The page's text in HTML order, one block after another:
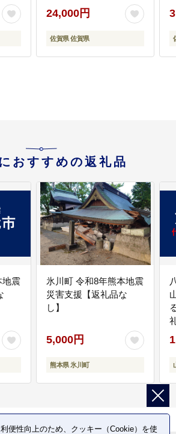
24,000円
佐賀県 佐賀県
おすすめの返礼品
地震
氷川町 令和8年熊本地震
災害支援【返礼品な
し】
5,000円
熊本県 氷川町
便性向上のため、クッキー（Cookie）を使